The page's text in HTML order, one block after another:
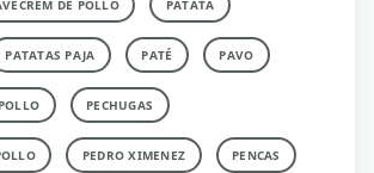
DE POLLO PATATA
PATATAS PAJA PATÉ PAVO
PECHUGAS
PEDRO XIMENEZ PENCAS